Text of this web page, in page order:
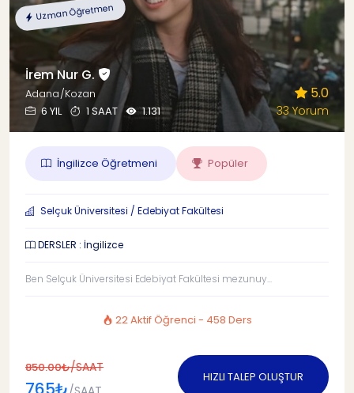
Uzman Öğretmen
İrem Nur G.
Adana/Kozan
6 YIL
1 SAAT 1.131
5.0
33 Yorum
İngilizce Öğretmeni Popüler
Selçuk Üniversitesi / Edebiyat Fakültesi
DERSLER : İngilizce
Ben Selçuk Üniversitesi Edebiyat Fakültesi mezunuy...
22 Aktif Öğrenci - 458 Ders
850.00₺/SAAT
HIZLI TALEP OLUŞTUR